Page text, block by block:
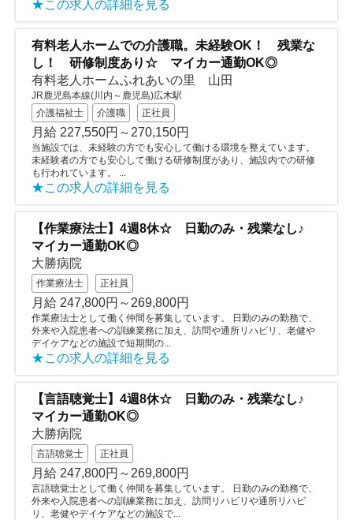
★この求人の詳細を見る
有料老人ホームでの介護職。未経験OK！ 残業な
し！ 研修制度あり☆ マイカー通勤OK◎
有料老人ホームふれあいの里 山田
JR鹿児島本線(川内～鹿児島)広木駅
介護福祉士
介護職 正社員
月給 227,550円～270,150円
当施設では、未経験の方でも安心して働ける環境を整えています。
未経験者の方でも安心して働ける研修制度があり、施設内での研修
も行われています。 ...
★この求人の詳細を見る
【作業療法士】4週8休☆ 日勤のみ・残業なし♪
マイカー通勤OK◎
大勝病院
作業療法士 正社員
月給 247,800円～269,800円
作業療法士として働く仲間を募集しています。 日勤のみの勤務で、
外来や入院患者への訓練業務に加え、訪問や通所リハビリ、老健や
デイケアなどの施設で短期間の...
★この求人の詳細を見る
【言語聴覚士】4週8休☆ 日勤のみ・残業なし♪
マイカー通勤OK◎
大勝病院
言語聴覚士 正社員
月給 247,800円～269,800円
言語聴覚士として働く仲間を募集しています。 日勤のみの勤務で、
外来や入院患者への訓練業務に加え、訪問リハビリや通所リハビ
リ、老健やデイケアなどの施設で...